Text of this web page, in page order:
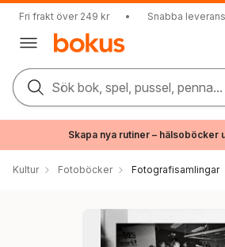
Fri frakt över 249 kr • Snabba
Sök bok, spel, pussel, penna...
Skapa nya rutiner – hälsoböcker
Kultur Fotoböcker Fotografisamlingar